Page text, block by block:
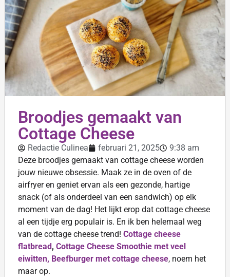
Broodjes gemaakt van
Cottage Cheese
Redactie Culinea februari 21, 2025
9:38 am
Deze broodjes gemaakt van cottage cheese worden
jouw nieuwe obsessie. Maak ze in de oven of de
airfryer en geniet ervan als een gezonde, hartige
snack (of als onderdeel van een sandwich) op elk
moment van de dag! Het lijkt erop dat cottage cheese
al een tijdje erg populair is. En ik ben helemaal weg
van de cottage cheese trend! Cottage cheese
flatbread , Cottage Cheese Smoothie met veel
eiwitten, Beefburger met cottage cheese, noem het
maar op.